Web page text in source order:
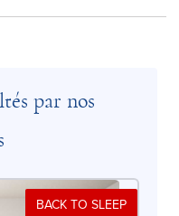
par nos
BACK TO SLEEP